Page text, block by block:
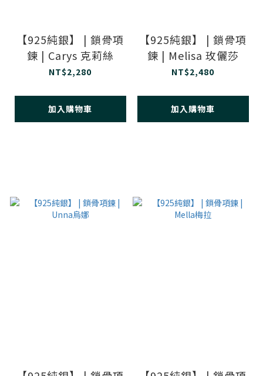
【925純銀】 | 鎖骨項
鍊 | Carys 克莉絲
NT$2,280
加入購物車
【925純銀】 | 鎖骨項
鍊 | Melisa 玫儷莎
NT$2,480
加入購物車